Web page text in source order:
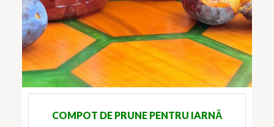
COMPOT DE PRUNE PENTRU IARNĂ